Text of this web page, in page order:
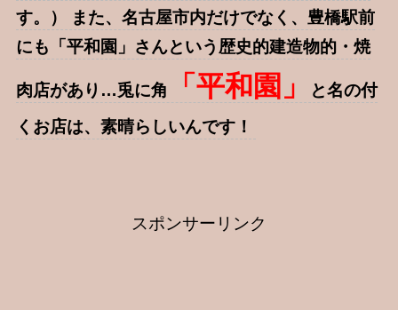
す。） また、名古屋市内だけでなく、豊橋駅前
にも「平和園」さんという歴史的建造物的・焼
肉店があり…兎に角 「平和園」
と名の付
くお店は、素晴らしいんです！
スポンサーリンク